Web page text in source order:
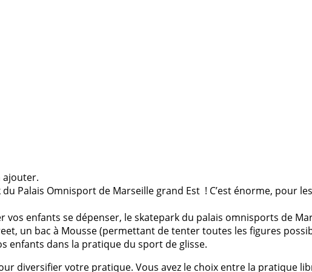
ajouter.
Palais Omnisport de Marseille grand Est ! C’est énorme, pour
enfants se dépenser, le skatepark du palais omnisports de
un bac à Mousse (permettant de tenter toutes les figures
enfants dans la pratique du sport de glisse.
diversifier votre pratique. Vous avez le choix entre la pratique